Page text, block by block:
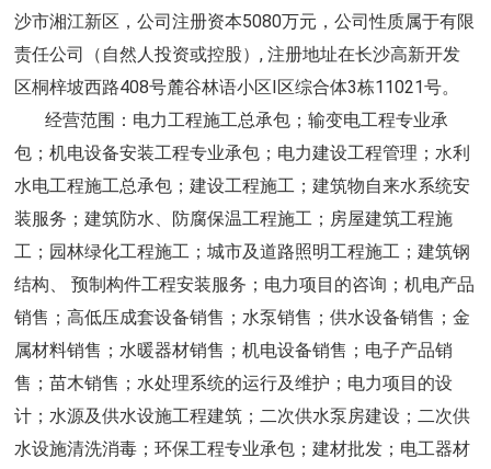
沙市湘江新区 ，公司注册资本5080万元 ，公司性质属于有限
责任公司（自然人投资或控股）, 注册地址在长沙高新开发
区桐梓坡西路408号麓谷林语小区I区综合体3栋11021号。
经营范围：电力工程施工总承包；输变电工程专业承
包；机电设备安装工程专业承包；电力建设工程管理；水利
水电工程施工总承包；建设工程施工；建筑物自来水系统安
装服务；建筑防水、防腐保温工程施工；房屋建筑工程施
工；园林绿化工程施工；城市及道路照明工程施工；建筑钢
结构、 预制构件工程安装服务；电力项目的咨询；机电产品
销售；高低压成套设备销售；水泵销售；供水设备销售；金
属材料销售；水暖器材销售；机电设备销售；电子产品销
售；苗木销售；水处理系统的运行及维护；电力项目的设
计；水源及供水设施工程建筑；二次供水泵房建设；二次供
水设施清洗消毒；环保工程专业承包；建材批发；电工器材